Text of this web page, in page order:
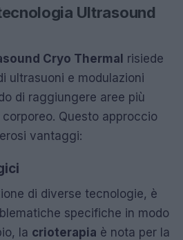
Ultrasound
Cryo Thermal risiede
ultrasuoni e modulazioni
di raggiungere aree più
Questo approccio
vantaggi:
di diverse tecnologie, è
specifiche in modo
la crioterapia è nota per la